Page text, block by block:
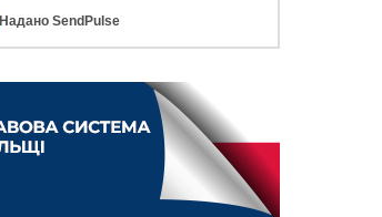
Надано SendPulse